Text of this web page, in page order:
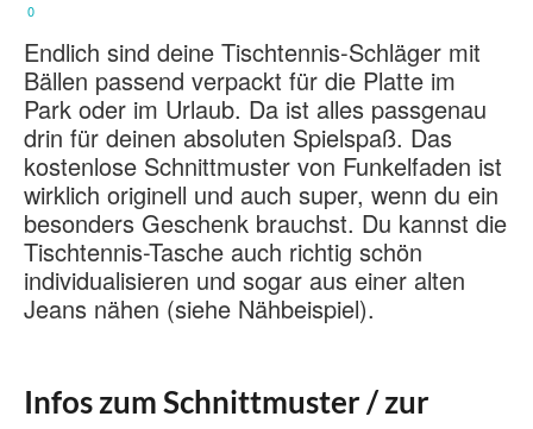
0
Endlich sind deine Tischtennis-Schläger mit
Bällen passend verpackt für die Platte im
Park oder im Urlaub. Da ist alles passgenau
drin für deinen absoluten Spielspaß. Das
kostenlose Schnittmuster von Funkelfaden ist
wirklich originell und auch super, wenn du ein
besonders Geschenk brauchst. Du kannst die
Tischtennis-Tasche auch richtig schön
individualisieren und sogar aus einer alten
Jeans nähen (siehe Nähbeispiel).
Infos zum Schnittmuster / zur